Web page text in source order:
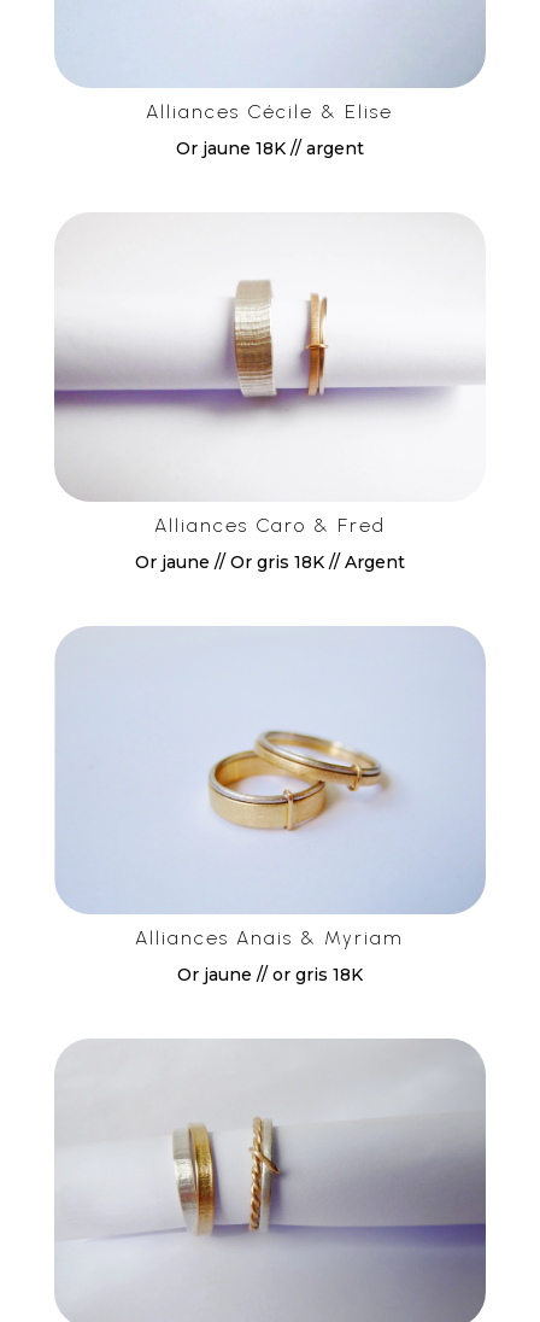
Alliances Cécile & Elise
Or jaune 18K // argent
Alliances Caro & Fred
Or jaune // Or gris 18K // Argent
Alliances Anais & Myriam
Or jaune // or gris 18K